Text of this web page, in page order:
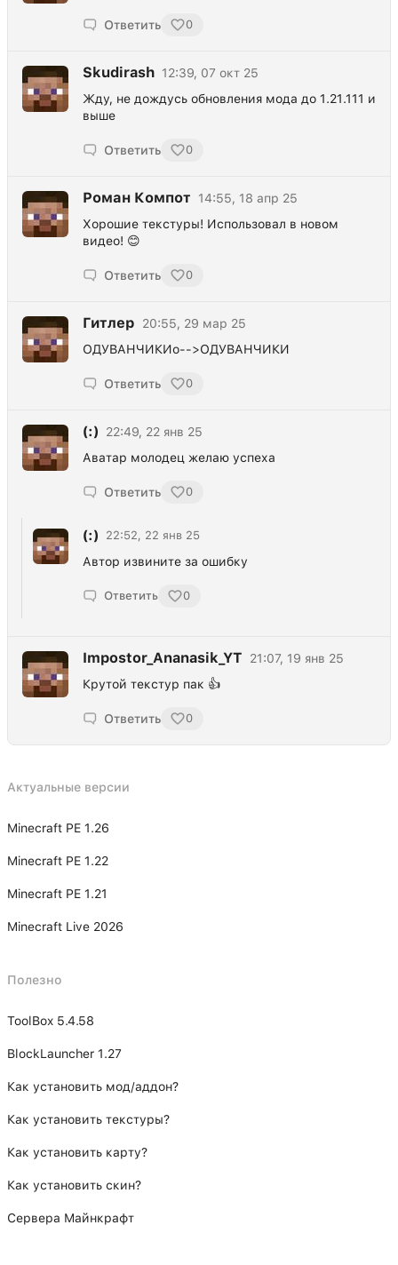
Ответить 0
Skudirash 12:39, 07 окт 25
Жду, не дождусь обновления мода до 1.21.111 и
выше
Ответить 0
Роман Компот
14:55, 18 апр 25
Хорошие текстуры! Использовал в новом
видео! 😊
Ответить 0
Гитлер
20:55, 29 мар 25
ОДУВАНЧИКИо-->ОДУВАНЧИКИ
Ответить 0
(:)
22:49, 22 янв 25
Аватар молодец желаю успеха
Ответить 0
(:) 22:52, 22 янв 25
Автор извините за ошибку
Ответить 0
Impostor_Ananasik_YT
21:07, 19 янв 25
Крутой текстур пак 👍
Ответить 0
Актуальные версии
Minecraft PE 1.26
Minecraft PE 1.22
Minecraft PE 1.21
Minecraft Live 2026
Полезно
ToolBox 5.4.58
BlockLauncher 1.27
Как установить мод/аддон?
Как установить текстуры?
Как установить карту?
Как установить скин?
Сервера Майнкрафт